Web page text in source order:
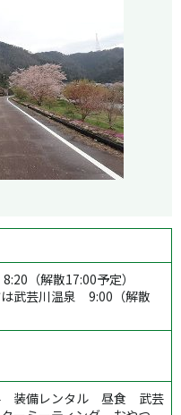
（解散17:00予定）
武芸川温泉 9:00（解散
装備レンタル 昼食 武芸